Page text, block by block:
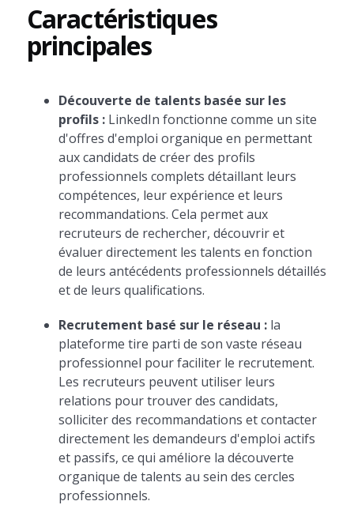
Caractéristiques
principales
Découverte de talents basée sur les
profils :LinkedIn fonctionne comme un site
d'offres d'emploi organique en permettant
aux candidats de créer des profils
professionnels complets détaillant leurs
compétences, leur expérience et leurs
recommandations. Cela permet aux
recruteurs de rechercher, découvrir et
évaluer directement les talents en fonction
de leurs antécédents professionnels détaillés
et de leurs qualifications.
Recrutement basé sur le réseau :la
plateforme tire parti de son vaste réseau
professionnel pour faciliter le recrutement.
Les recruteurs peuvent utiliser leurs
relations pour trouver des candidats,
solliciter des recommandations et contacter
directement les demandeurs d'emploi actifs
et passifs, ce qui améliore la découverte
organique de talents au sein des cercles
professionnels.